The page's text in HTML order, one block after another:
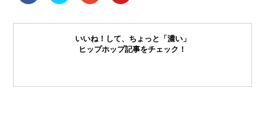
いいね！して、ちょっと「濃い」
ヒップホップ記事をチェック！